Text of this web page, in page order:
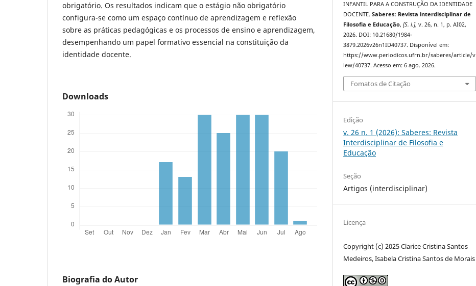
obrigatório. Os resultados indicam que o estágio não obrigatório
configura-se como um espaço contínuo de aprendizagem e reflexão
sobre as práticas pedagógicas e os processos de ensino e aprendizagem,
desempenhando um papel formativo essencial na constituição da
identidade docente.
Downloads
Biografia do Autor
INFANTIL PARA A CONSTRUÇÃO DA IDENTIDADE
DOCENTE.Saberes: Revista interdisciplinar de
Filosofia e Educação,[S. l.], v. 26, n. 1, p. AI02,
2026. DOI: 10.21680/1984-
3879.2026v26n1ID40737. Disponível em:
https://www.periodicos.ufrn.br/saberes/article/v
iew/40737. Acesso em: 6 ago. 2026.
Fomatos de Citação
Edição
v. 26 n. 1 (2026): Saberes: Revista
Interdisciplinar de Filosofia e
Educação
Seção
Artigos (interdisciplinar)
Licença
Copyright (c) 2025 Clarice Cristina Santos
Medeiros, Isabela Cristina Santos de Morais